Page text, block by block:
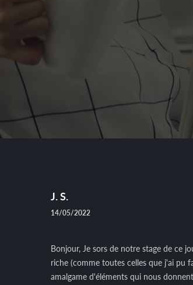
J. S.
14/05/2022
Bonjour, Je sors de notre stage de ce
riche (comme toutes celles que j'ai pu
amalgame d'éléments qui nous